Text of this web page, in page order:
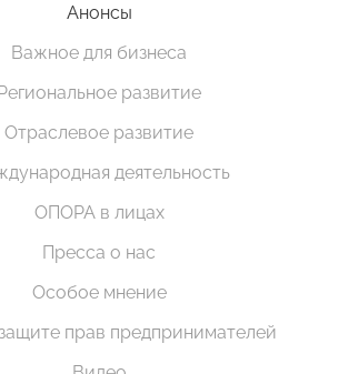
Анонсы
Важное для бизнеса
развитие
Отраслевое развитие
деятельность
ОПОРА в лицах
Пресса о нас
Особое мнение
прав предпринимателей